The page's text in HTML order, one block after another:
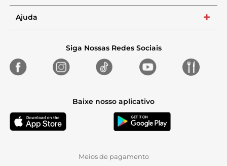
Ajuda +
Siga Nossas Redes Sociais
Baixe nosso aplicativo
Meios de pagamento